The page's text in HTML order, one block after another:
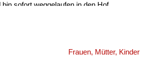
sofort weggelaufen in den Hof.
Frauen, Mütter, Kinder